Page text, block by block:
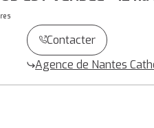
Contacter
Agence de Nantes